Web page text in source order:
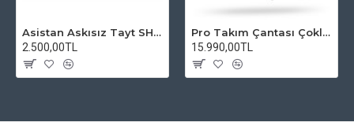
Asistan Askısız Tayt SH20 Pedli Siyah
2.500,00TL
Pro Takım Çantası Çoklu Tamir Seti
15.990,00TL